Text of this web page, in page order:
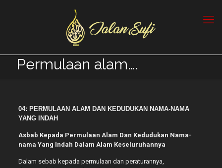
Permulaan alam….
04: PERMULAAN ALAM DAN KEDUDUKAN NAMA-NAMA
YANG INDAH
Asbab Kepada Permulaan Alam Dan Kedudukan Nama-
nama Yang Indah Dalam Alam Keseluruhannya
Dalam sebab kepada permulaan dan peraturannya,